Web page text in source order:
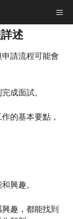
述
請流程可能會
成面試。
的基本要點，
興趣。
趣，都能找到